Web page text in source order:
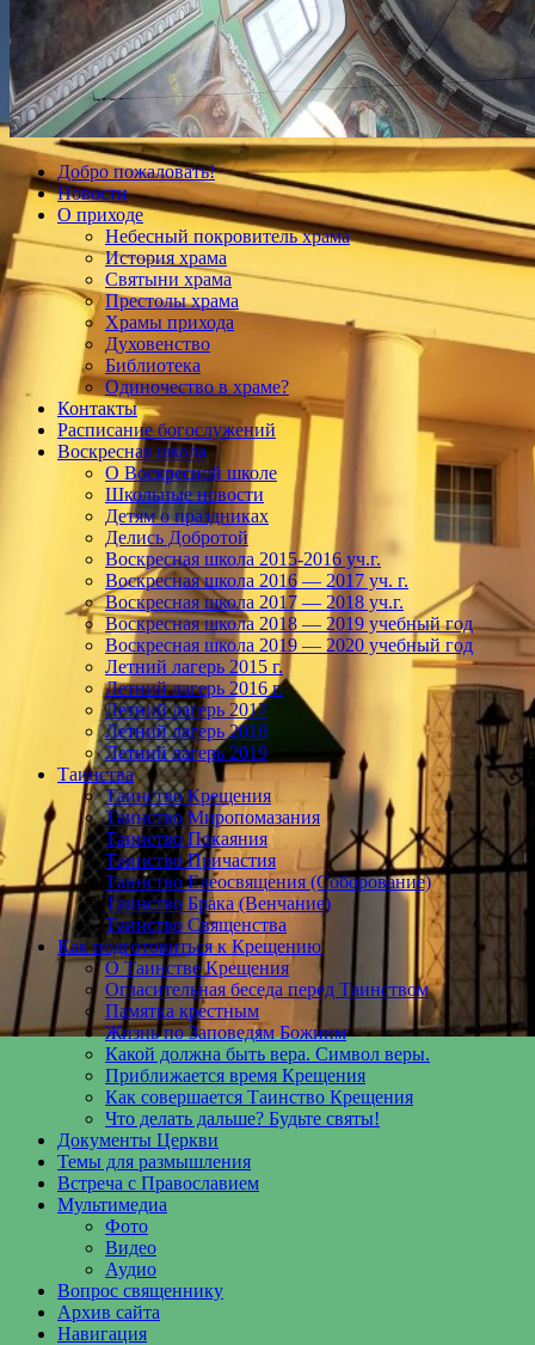
Добро пожаловать!
Новости
О приходе
Небесный покровитель храма
История храма
Святыни храма
Престолы храма
Храмы прихода
Духовенство
Библиотека
Одиночество в храме?
Контакты
Расписание богослужений
Воскресная школа
О Воскресной школе
Школьные новости
Детям о праздниках
Делись Добротой
Воскресная школа 2015-2016 уч.г.
Воскресная школа 2016 — 2017 уч. г.
Воскресная школа 2017 — 2018 уч.г.
Воскресная школа 2018 — 2019 учебный год
Воскресная школа 2019 — 2020 учебный год
Летний лагерь 2015 г.
Летний лагерь 2016 г.
Летний лагерь 2017
Летний лагерь 2018
Летний лагерь 2019
Таинства
Таинство Крещения
Таинство Миропомазания
Таинство Покаяния
Таинство Причастия
Таинство Елеосвящения (Соборование)
Таинство Брака (Венчание)
Таинство Священства
Как подготовиться к Крещению
О Таинстве Крещения
Огласительная беседа перед Таинством
Памятка крестным
Жизнь по Заповедям Божиим
Какой должна быть вера. Символ веры.
Приближается время Крещения
Как совершается Таинство Крещения
Что делать дальше? Будьте святы!
Документы Церкви
Темы для размышления
Встреча с Православием
Мультимедиа
Фото
Видео
Аудио
Вопрос священнику
Архив сайта
Навигация